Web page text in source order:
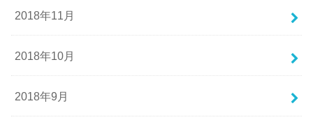
2018年11月
2018年10月
2018年9月